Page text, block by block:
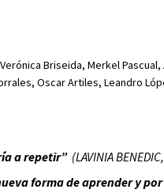
Briseida, Merkel
Oscar Artiles, Leandro
a repetir” (LAVINIA
forma de aprender y